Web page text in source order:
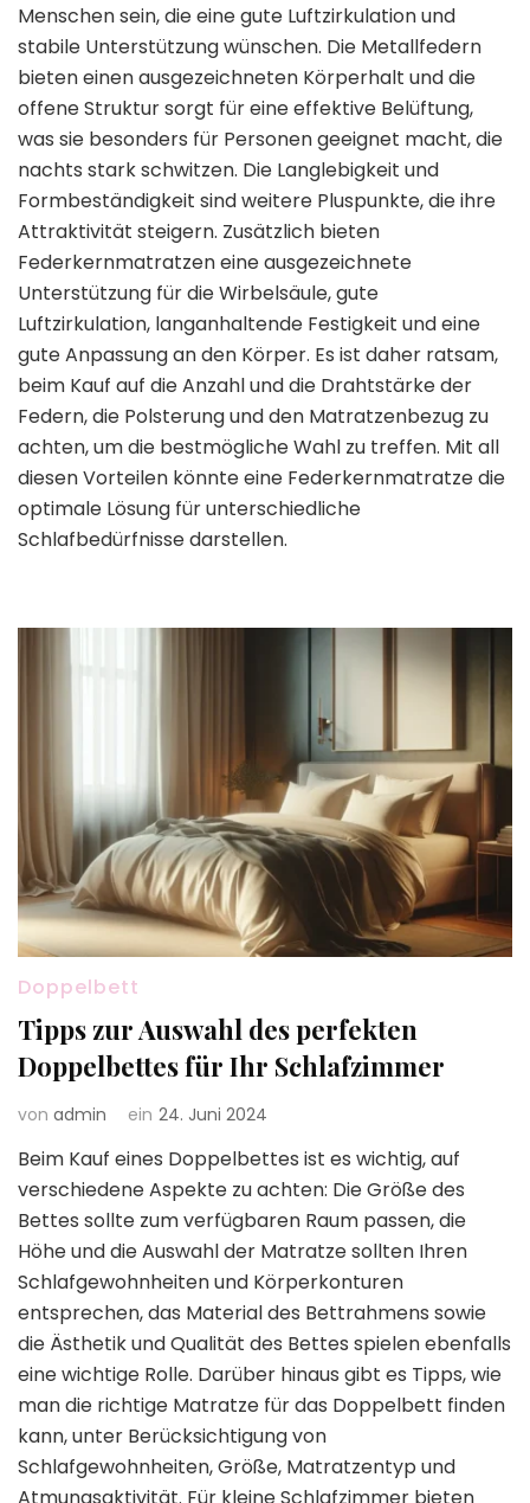
Menschen sein, die eine gute Luftzirkulation und
stabile Unterstützung wünschen. Die Metallfedern
bieten einen ausgezeichneten Körperhalt und die
offene Struktur sorgt für eine effektive Belüftung,
was sie besonders für Personen geeignet macht, die
nachts stark schwitzen. Die Langlebigkeit und
Formbeständigkeit sind weitere Pluspunkte, die ihre
Attraktivität steigern. Zusätzlich bieten
Federkernmatratzen eine ausgezeichnete
Unterstützung für die Wirbelsäule, gute
Luftzirkulation, langanhaltende Festigkeit und eine
gute Anpassung an den Körper. Es ist daher ratsam,
beim Kauf auf die Anzahl und die Drahtstärke der
Federn, die Polsterung und den Matratzenbezug zu
achten, um die bestmögliche Wahl zu treffen. Mit all
diesen Vorteilen könnte eine Federkernmatratze die
optimale Lösung für unterschiedliche
Schlafbedürfnisse darstellen.
Doppelbett
Tipps zur Auswahl des perfekten
Doppelbettes für Ihr Schlafzimmer
von admin ein 24. Juni 2024
Beim Kauf eines Doppelbettes ist es wichtig, auf
verschiedene Aspekte zu achten: Die Größe des
Bettes sollte zum verfügbaren Raum passen, die
Höhe und die Auswahl der Matratze sollten Ihren
Schlafgewohnheiten und Körperkonturen
entsprechen, das Material des Bettrahmens sowie
die Ästhetik und Qualität des Bettes spielen ebenfalls
eine wichtige Rolle. Darüber hinaus gibt es Tipps, wie
man die richtige Matratze für das Doppelbett finden
kann, unter Berücksichtigung von
Schlafgewohnheiten, Größe, Matratzentyp und